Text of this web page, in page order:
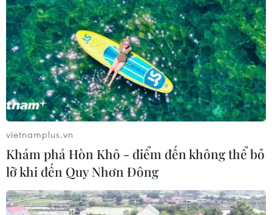
vietnamplus.vn
Khám phá Hòn Khô - điểm đến không thể bỏ
lỡ khi đến Quy Nhơn Đông